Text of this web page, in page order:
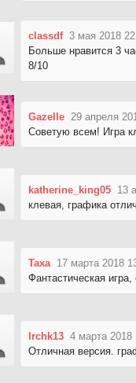
classdf 3 мая 2018
Больше нравится 3
8/10
Gazelle 29 апреля
Советую всем! Игра
katherine_king05 13
клевая, графика
Taxa 17 марта 2018
Фантастическая
lrchk13 4 марта 2018
Отличная версия.